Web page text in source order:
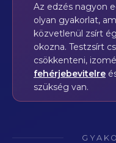
Az edzés nagyon
olyan gyakorlat,
közvetlenül zsírt
okozna. Testzsírt
csökkenteni,
fehérjebevitelre
szükség van.